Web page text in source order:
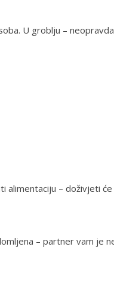
U groblju –
alimentaciju – doživjeti
– partner vam je